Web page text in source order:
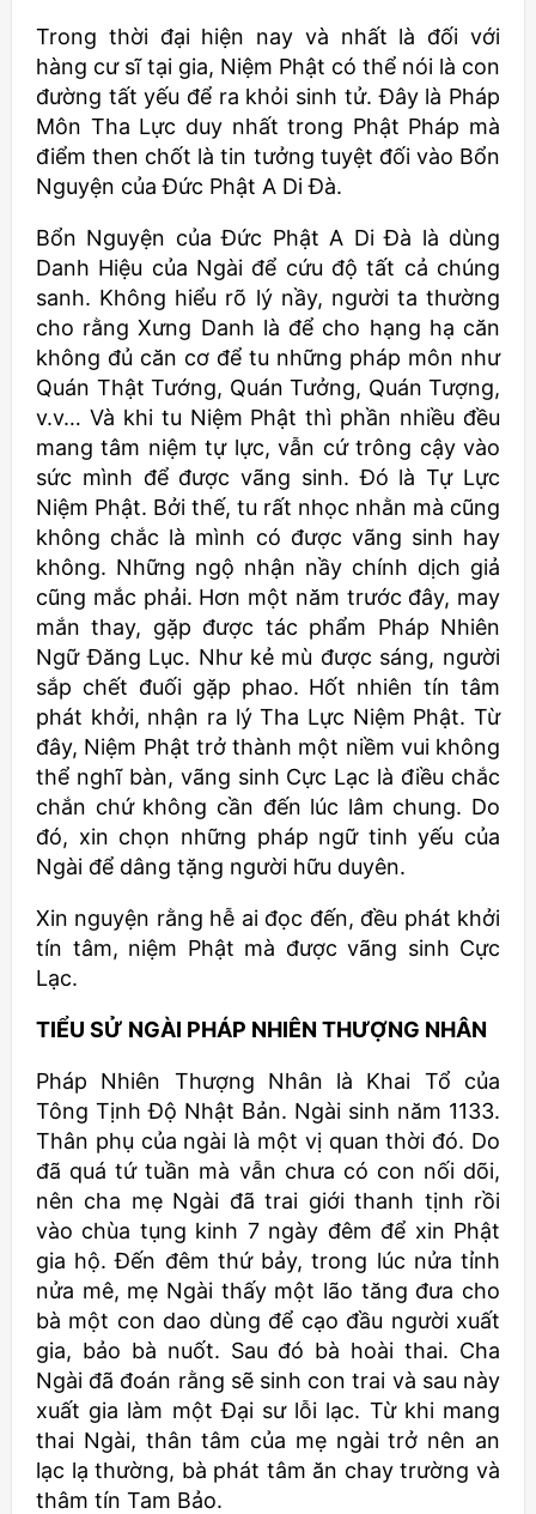
Trong thời đại hiện nay và nhất là đối với
hàng cư sĩ tại gia, Niệm Phật có thể nói là con
đường tất yếu để ra khỏi sinh tử. Đây là Pháp
Môn Tha Lực duy nhất trong Phật Pháp mà
điểm then chốt là tin tưởng tuyệt đối vào Bổn
Nguyện của Đức Phật A Di Đà.
Bổn Nguyện của Đức Phật A Di Đà là dùng
Danh Hiệu của Ngài để cứu độ tất cả chúng
sanh. Không hiểu rõ lý nầy, người ta thường
cho rằng Xưng Danh là để cho hạng hạ căn
không đủ căn cơ để tu những pháp môn như
Quán Thật Tướng, Quán Tưởng, Quán Tượng,
v.v… Và khi tu Niệm Phật thì phần nhiều đều
mang tâm niệm tự lực, vẫn cứ trông cậy vào
sức mình để được vãng sinh. Đó là Tự Lực
Niệm Phật. Bởi thế, tu rất nhọc nhằn mà cũng
không chắc là mình có được vãng sinh hay
không. Những ngộ nhận nầy chính dịch giả
cũng mắc phải. Hơn một năm trước đây, may
mắn thay, gặp được tác phẩm Pháp Nhiên
Ngữ Đăng Lục. Như kẻ mù được sáng, người
sắp chết đuối gặp phao. Hốt nhiên tín tâm
phát khởi, nhận ra lý Tha Lực Niệm Phật. Từ
đây, Niệm Phật trở thành một niềm vui không
thể nghĩ bàn, vãng sinh Cực Lạc là điều chắc
chắn chứ không cần đến lúc lâm chung. Do
đó, xin chọn những pháp ngữ tinh yếu của
Ngài để dâng tặng người hữu duyên.
Xin nguyện rằng hễ ai đọc đến, đều phát khởi
tín tâm, niệm Phật mà được vãng sinh Cực
Lạc.
TIỂU SỬ NGÀI PHÁP NHIÊN THƯỢNG NHÂN
Pháp Nhiên Thượng Nhân là Khai Tổ của
Tông Tịnh Độ Nhật Bản. Ngài sinh năm 1133.
Thân phụ của ngài là một vị quan thời đó. Do
đã quá tứ tuần mà vẫn chưa có con nối dõi,
nên cha mẹ Ngài đã trai giới thanh tịnh rồi
vào chùa tụng kinh 7 ngày đêm để xin Phật
gia hộ. Đến đêm thứ bảy, trong lúc nửa tỉnh
nửa mê, mẹ Ngài thấy một lão tăng đưa cho
bà một con dao dùng để cạo đầu người xuất
gia, bảo bà nuốt. Sau đó bà hoài thai. Cha
Ngài đã đoán rằng sẽ sinh con trai và sau này
xuất gia làm một Đại sư lỗi lạc. Từ khi mang
thai Ngài, thân tâm của mẹ ngài trở nên an
lạc lạ thường, bà phát tâm ăn chay trường và
thâm tín Tam Bảo.